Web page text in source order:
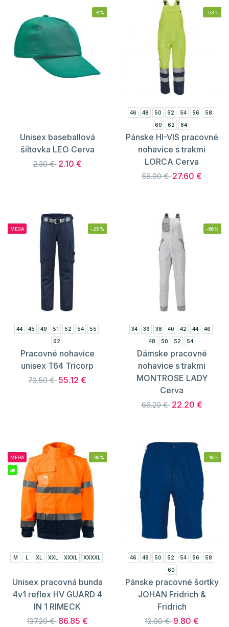
-8%
Unisex baseballová
šiltovka LEO Cerva
2.30 € 2.10 €
-53%
46 48 50 52 54 56
58
60
62 64
Pánske HI-VIS pracovné
nohavice s trakmi
LORCA Cerva
58.90 € 27.60 €
MEGA -25%
44 45 49 51 52 54
55
62
Pracovné nohavice
unisex T64 Tricorp
73.50 € 55.12 €
-66%
34 36 38 40 42 44
46
48
50 52 54
Dámske pracovné
nohavice s trakmi
MONTROSE LADY
Cerva
66.20 € 22.20 €
MEGA -36%
M L XL XXL XXXL XXXXL
Unisex pracovná bunda
4v1 reflex HV GUARD 4
IN 1 RIMECK
137.20 € 86.85 €
-18%
46 48 50 52 54 56
58
60
Pánske pracovné šortky
JOHAN Fridrich &
Fridrich
12.00 € 9.80 €